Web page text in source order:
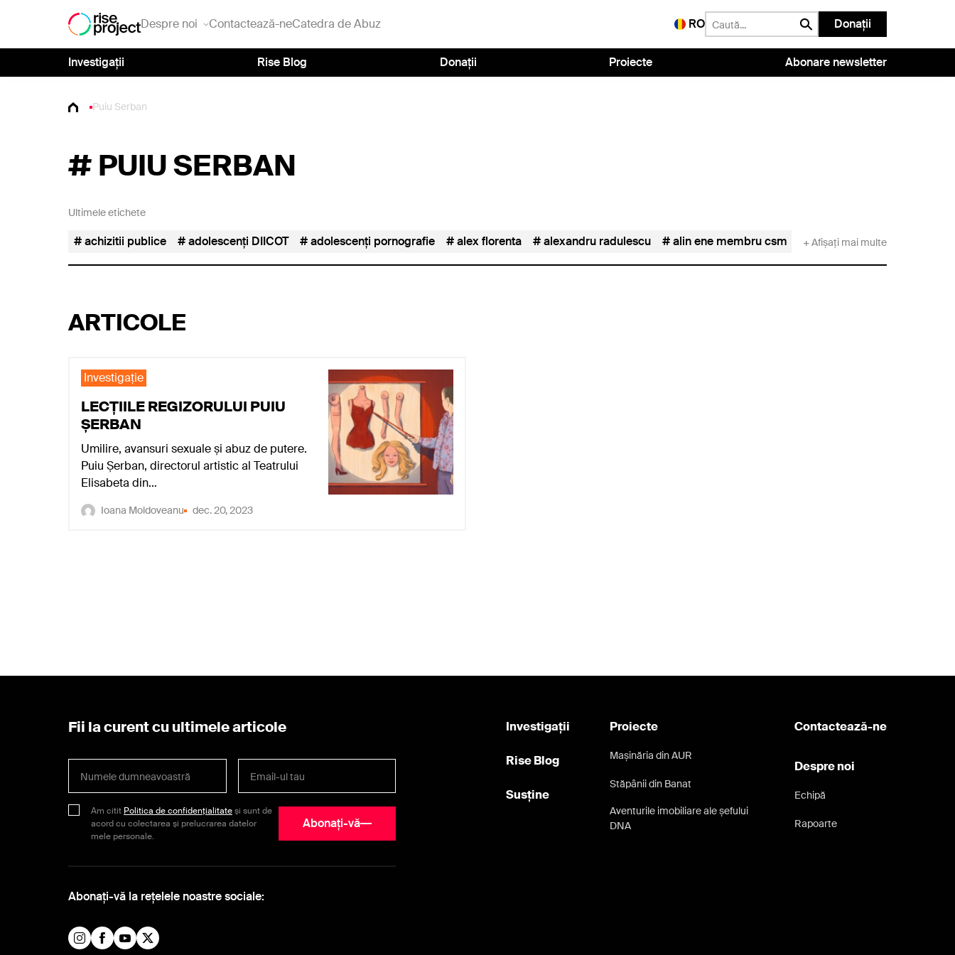
Despre noi Contactează-neCatedra de Abuz RO Donații
Investigații Rise Blog Donații Proiecte Abonare newsletter
Puiu Serban
# PUIU SERBAN
Ultimele etichete
achizitii publice adolescenți DIICOT adolescenți pornografie alex florenta alexandru radulescu alin ene membru csm alpar ignac
+ Afișați mai multe
ARTICOLE
Investigaţie
LECȚIILE REGIZORULUI PUIU
ȘERBAN
Umilire, avansuri sexuale și abuz de putere.
Puiu Șerban, directorul artistic al Teatrului
Elisabeta din…
Ioana Moldoveanu dec. 20, 2023
Fii la curent cu ultimele articole
Am citit Politica de confidențialitateși sunt de
acord cu colectarea și prelucrarea datelor
mele personale.
Abonați-vă
Abonați-vă la rețelele noastre sociale:
Investigații
Rise Blog
Susține
Contactează-ne
Despre noi
Echipă
Rapoarte
Proiecte
Mașinăria din AUR
Stăpânii din Banat
Aventurile imobiliare ale șefului
DNA